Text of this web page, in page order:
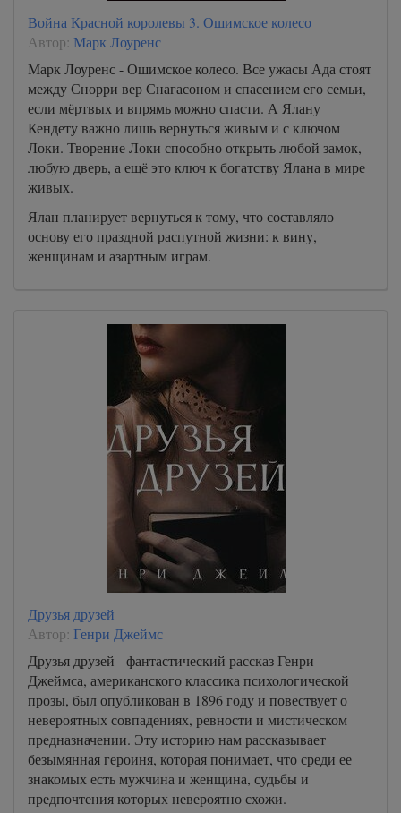
Война Красной королевы 3. Ошимское колесо
Автор: Марк Лоуренс
Марк Лоуренс - Ошимское колесо. Все ужасы Ада стоят
между Снорри вер Снагасоном и спасением его семьи,
если мёртвых и впрямь можно спасти. А Ялану
Кендету важно лишь вернуться живым и с ключом
Локи. Творение Локи способно открыть любой замок,
любую дверь, а ещё это ключ к богатству Ялана в мире
живых.
Ялан планирует вернуться к тому, что составляло
основу его праздной распутной жизни: к вину,
женщинам и азартным играм.
Друзья друзей
Автор: Генри Джеймс
Друзья друзей - фантастический рассказ Генри
Джеймса, американского классика психологической
прозы, был опубликован в 1896 году и повествует о
невероятных совпадениях, ревности и мистическом
предназначении. Эту историю нам рассказывает
безымянная героиня, которая понимает, что среди ее
знакомых есть мужчина и женщина, судьбы и
предпочтения которых невероятно схожи.